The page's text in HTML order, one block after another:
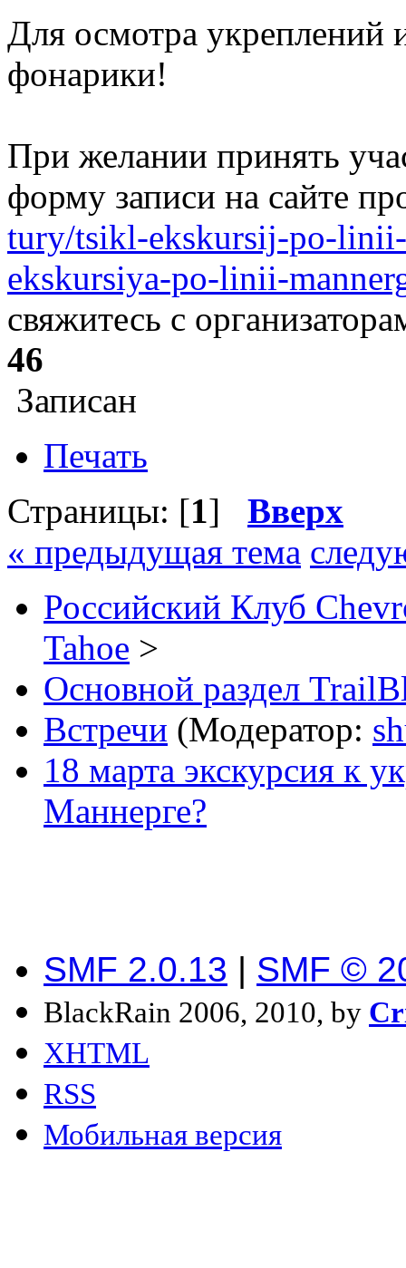
Для осмотра укреплений
фонарики!
При желании принять
форму записи на сайте
tury/tsikl-ekskursij-po-linii-
ekskursiya-po-linii-
свяжитесь с
46
Записан
Печать
Страницы: [1] Вверх
« предыдущая тема
Российский Клуб
Tahoe >
Основной раздел
Встречи (Модератор:
18 марта экскурсия к
Маннерге?
SMF 2.0.13 | SMF ©
BlackRain 2006, 2010, by
XHTML
RSS
Мобильная версия